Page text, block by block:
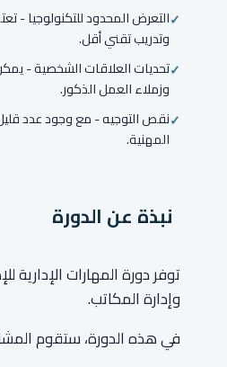
التعرض المحدود للتكنولوجيا -
وتدريب تقني أقل.
تحديات العلاقات الشخصية -
وزملاء العمل الذكور.
نقص التوجيه - مع وجود عدد قليل
المهنية.
نبذة عن الدورة
توفر دورة المهارات الإدارية
وإدارة المكاتب.
في هذه الدورة، ستقوم